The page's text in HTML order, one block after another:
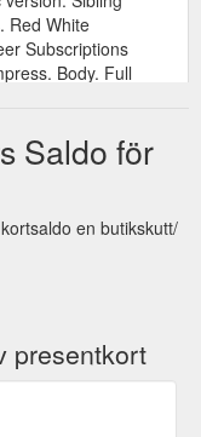
Red White
Subscriptions
Body. Full
products/gift10/gift-
& Sparrows
that these are
touch with your
News Stores. Red
Beer
Impress.
$30–$50
Saldo för
en butikskutt/
presentkort